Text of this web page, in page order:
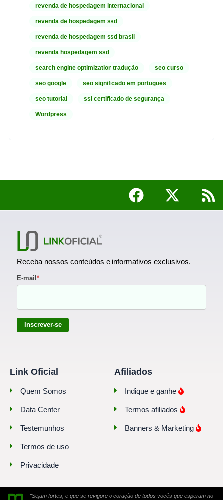
revenda de hospedagem internacional
revenda de hospedagem ssd
revenda de hospedagem ssd brasil
revenda hospedagem ssd
search engine optimization tradução seo curso
seo google seo significado em portugues
seo tutorial ssl certificado de segurança
Wordpress
Receba nossos conteúdos e informativos exclusivos.
E-mail*
Inscrever-se
Link Oficial
Quem Somos
Data Center
Testemunhos
Termos de uso
Privacidade
Afiliados
Indique e ganhe
Termos afiliados
Banners & Marketing
"Sejam fortes, e que se revigore o coração de todos vocês que esperam no